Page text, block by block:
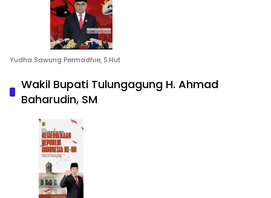
Yudha Sawung Permadhie, S.Hut
Wakil Bupati Tulungagung H. Ahmad
Baharudin, SM